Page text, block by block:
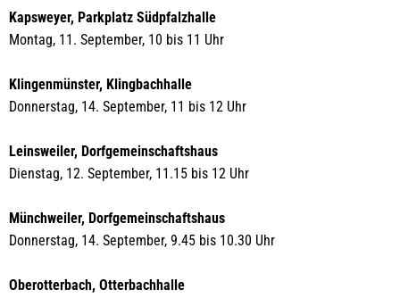
Kapsweyer, Parkplatz Südpfalzhalle
Montag, 11. September, 10 bis 11 Uhr
Klingenmünster, Klingbachhalle
Donnerstag, 14. September, 11 bis 12 Uhr
Leinsweiler, Dorfgemeinschaftshaus
Dienstag, 12. September, 11.15 bis 12 Uhr
Münchweiler, Dorfgemeinschaftshaus
Donnerstag, 14. September, 9.45 bis 10.30 Uhr
Oberotterbach, Otterbachhalle